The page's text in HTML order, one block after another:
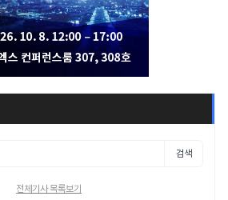
검색
전체기사 목록보기